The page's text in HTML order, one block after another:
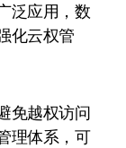
泛应用，数
化云权管
免越权访问
理体系，可